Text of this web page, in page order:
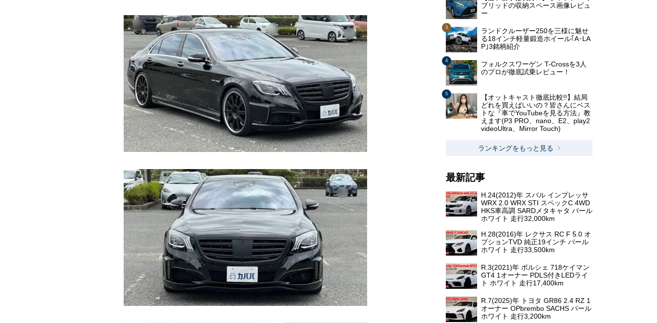
ブリッドの収納スペース画像レビュ
ー
ランドクルーザー250を三様に魅せ
る18インチ軽量鍛造ホイール｢A･LA
P｣3銘柄紹介
フォルクスワーゲン T-Crossを3人
のプロが徹底試乗レビュー！
【オットキャスト徹底比較!!】結局
どれを買えばいいの？皆さんにベス
トな『車でYouTubeを見る方法』教
えます(P3 PRO、nano、E2、play2
videoUltra、Mirror Touch)
ランキングをもっと見る
最新記事
H.24(2012)年 スバル インプレッサ
WRX 2.0 WRX STI スペックC 4WD
HKS車高調 SARDメタキャタ パール
ホワイト 走行32,000km
H.28(2016)年 レクサス RC F 5.0 オ
プションTVD 純正19インチ パール
ホワイト 走行33,500km
R.3(2021)年 ポルシェ 718ケイマン
GT4 1オーナー PDLS付きLEDライ
ト ホワイト 走行17,400km
R.7(2025)年 トヨタ GR86 2.4 RZ 1
オーナー OPbrembo SACHS パール
ホワイト 走行3,200km